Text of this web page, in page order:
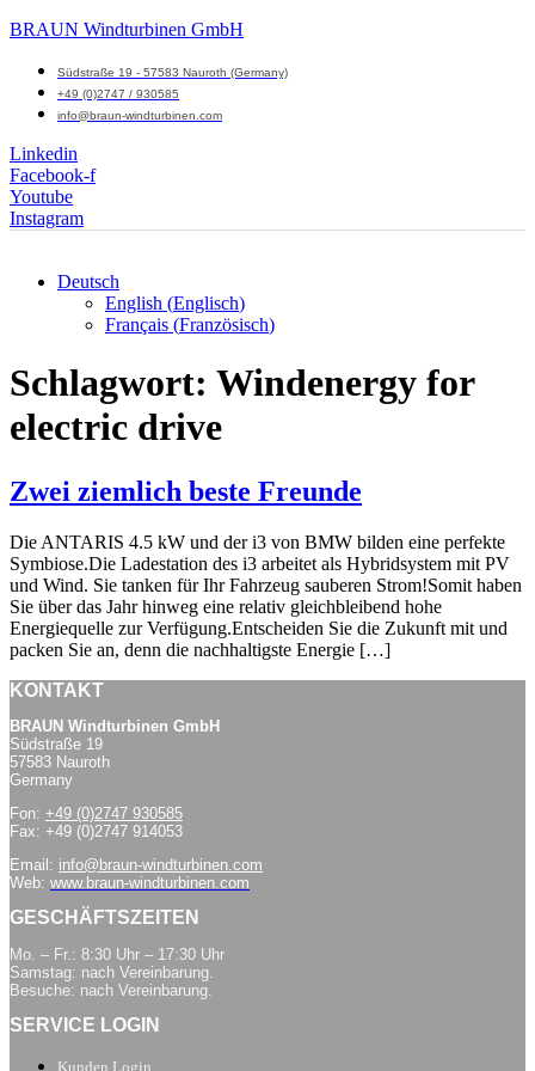
BRAUN Windturbinen GmbH
Südstraße 19 - 57583 Nauroth (Germany)
+49 (0)2747 / 930585
info@braun-windturbinen.com
Linkedin
Facebook-f
Youtube
Instagram
Deutsch
English (Englisch)
Français (Französisch)
Schlagwort: Windenergy for
electric drive
Zwei ziemlich beste Freunde
Die ANTARIS 4.5 kW und der i3 von BMW bilden eine perfekte
Symbiose.Die Ladestation des i3 arbeitet als Hybridsystem mit PV
und Wind. Sie tanken für Ihr Fahrzeug sauberen Strom!Somit haben
Sie über das Jahr hinweg eine relativ gleichbleibend hohe
Energiequelle zur Verfügung.Entscheiden Sie die Zukunft mit und
packen Sie an, denn die nachhaltigste Energie […]
KONTAKT
BRAUN Windturbinen GmbH
Südstraße 19
57583 Nauroth
Germany
Fon: +49 (0)2747 930585
Fax: +49 (0)2747 914053
Email: info@braun-windturbinen.com
Web: www.braun-windturbinen.com
GESCHÄFTSZEITEN
Mo. – Fr.: 8:30 Uhr – 17:30 Uhr
Samstag: nach Vereinbarung.
Besuche: nach Vereinbarung.
SERVICE LOGIN
Kunden Login